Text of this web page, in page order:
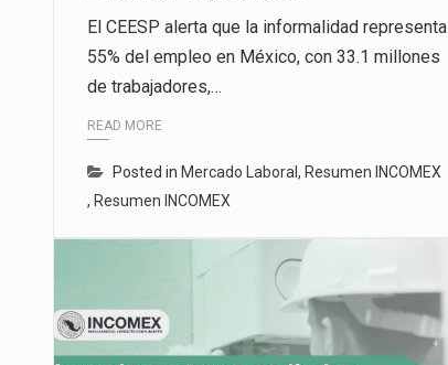
El CEESP alerta que la informalidad representa
55% del empleo en México, con 33.1 millones
de trabajadores,…
READ MORE
Posted in Mercado Laboral , Resumen INCOMEX
, Resumen INCOMEX